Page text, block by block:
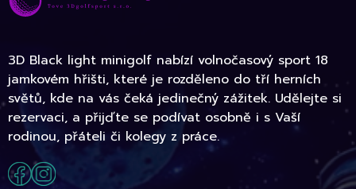
3D Black light minigolf nabízí volnočasový sport 18
jamkovém hřišti, které je rozděleno do tří herních
světů, kde na vás čeká jedinečný zážitek. Udělejte si
rezervaci, a přijďte se podívat osobně i s Vaší
rodinou, přáteli či kolegy z práce.